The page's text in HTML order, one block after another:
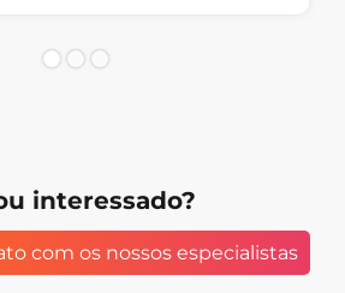
interessado?
com os nossos especialistas